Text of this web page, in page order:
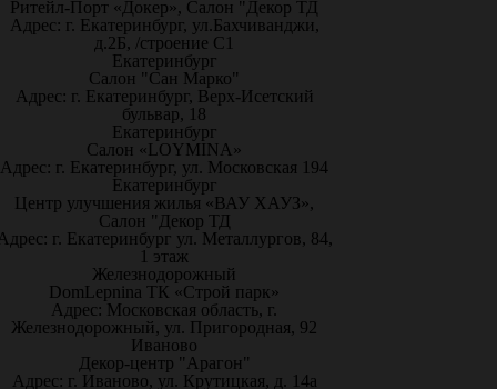
Ритейл-Порт «Докер», Салон "Декор ТД
Адрес: г. Екатеринбург, ул.Бахчиванджи,
д.2Б, /строение С1
Екатеринбург
Салон "Сан Марко"
Адрес: г. Екатеринбург, Верх-Исетский
бульвар, 18
Екатеринбург
Салон «LOYMINA»
Адрес: г. Екатеринбург, ул. Московская 194
Екатеринбург
Центр улучшения жилья «ВАУ ХАУЗ»,
Салон "Декор ТД
г. Екатеринбург ул. Металлургов, 84,
1 этаж
Железнодорожный
DomLepnina ТК «Строй парк»
Адрес: Московская область, г.
Железнодорожный, ул. Пригородная, 92
Иваново
Декор-центр "Арагон"
Адрес: г. Иваново, ул. Крутицкая, д. 14а